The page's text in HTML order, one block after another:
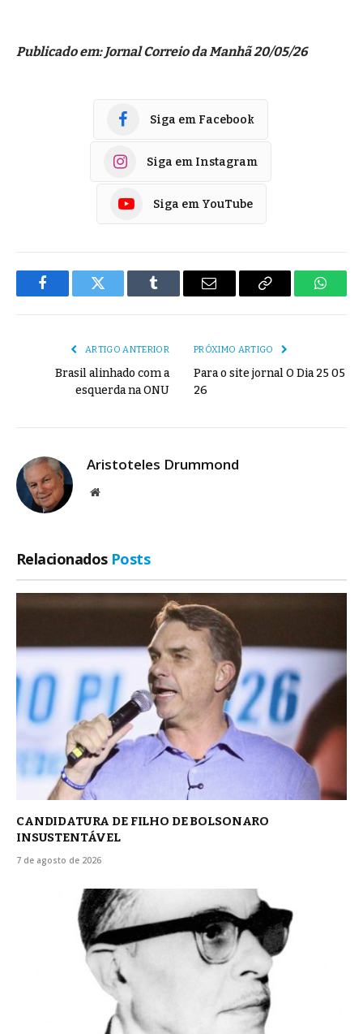
Publicado em: Jornal Correio da Manhã 20/05/26
Siga em Facebook
Siga em Instagram
Siga em YouTube
FacebookTwitter Tumblr
E-
Copiar
ARTIGO ANTERIOR
Brasil alinhado com a
esquerda na ONU
PRÓXIMO ARTIGO
Para o site jornal O Dia 25 05
26
Aristoteles Drummond
Site
Relacionados Posts
CANDIDATURA DE FILHO DE BOLSONARO
INSUSTENTÁVEL
7 de agosto de 2026